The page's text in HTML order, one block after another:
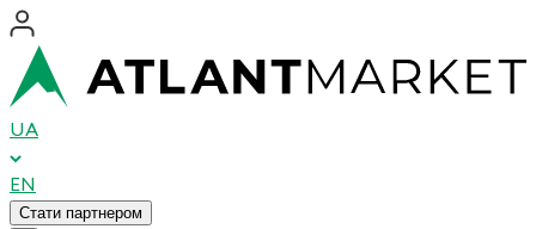
UA
EN
Стати партнером